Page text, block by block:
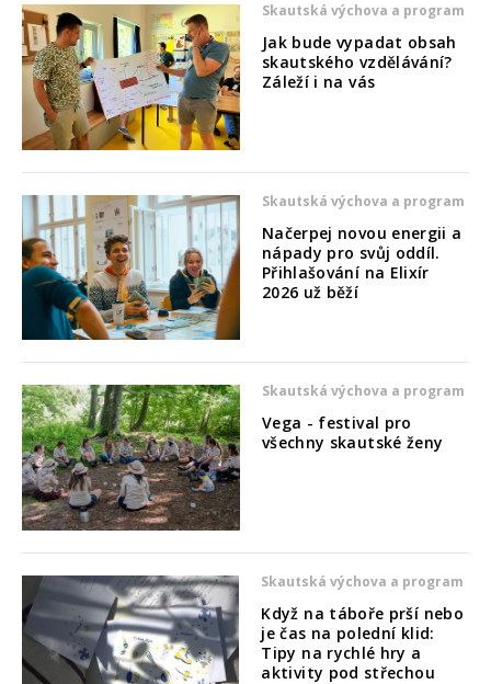
Skautská výchova a program
Jak bude vypadat obsah
skautského vzdělávání?
Záleží i na vás
Skautská výchova a program
Načerpej novou energii a
nápady pro svůj oddíl.
Přihlašování na Elixír
2026 už běží
Skautská výchova a program
Vega - festival pro
všechny skautské ženy
Skautská výchova a program
Když na táboře prší nebo
je čas na polední klid:
Tipy na rychlé hry a
aktivity pod střechou